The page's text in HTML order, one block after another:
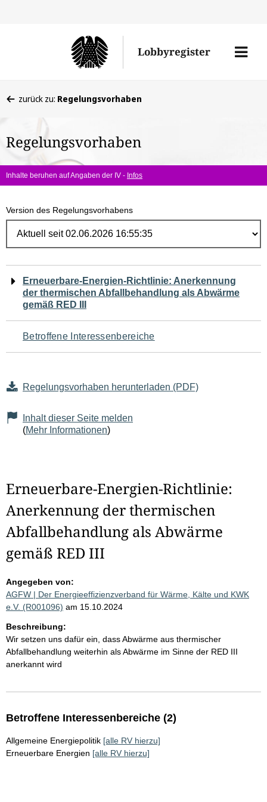
Lobbyregister
Menü
befinden
hier:
zurück zu: Regelungsvorhaben
Regelungsvorhaben
Inhalte beruhen auf Angaben der IV - Infos
Version des Regelungsvorhabens
Navigation
für
den
Seiteninhalt
Erneuerbare-Energien-Richtlinie: Anerkennung
der thermischen Abfallbehandlung als Abwärme
gemäß RED III
Betroffene Interessenbereiche
Regelungsvorhaben herunterladen (PDF)
Inhalt dieser Seite melden
(Mehr Informationen)
Erneuerbare-Energien-Richtlinie:
Anerkennung der thermischen
Abfallbehandlung als Abwärme
gemäß RED III
Angegeben von:
AGFW | Der Energieeffizienzverband für Wärme, Kälte und KWK
e.V. (R001096) am 15.10.2024
Beschreibung:
Wir setzen uns dafür ein, dass Abwärme aus thermischer
Abfallbehandlung weiterhin als Abwärme im Sinne der RED III
anerkannt wird
Betroffene Interessenbereiche (2)
Allgemeine Energiepolitik [alle RV hierzu]
Erneuerbare Energien [alle RV hierzu]